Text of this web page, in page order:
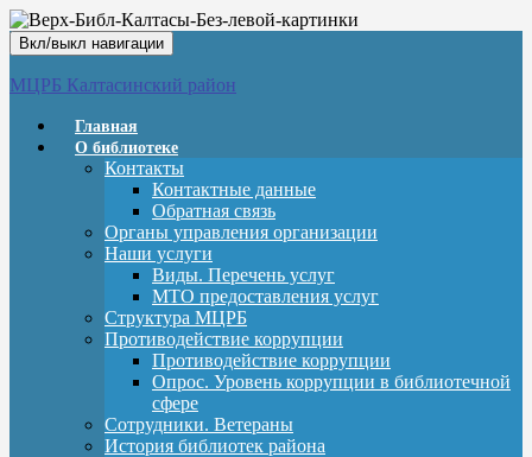
Вкл/выкл навигации
МЦРБ Калтасинский район
Главная
О библиотеке
Контакты
Контактные данные
Обратная связь
Органы управления организации
Наши услуги
Виды. Перечень услуг
МТО предоставления услуг
Структура МЦРБ
Противодействие коррупции
Противодействие коррупции
Опрос. Уровень коррупции в библиотечной
сфере
Сотрудники. Ветераны
История библиотек района